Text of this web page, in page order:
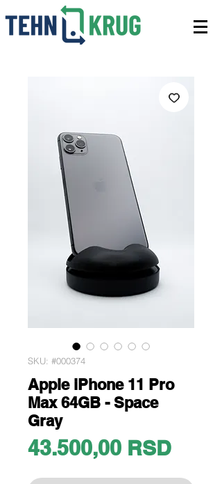
SKU: #000374
Apple iPhone 11 Pro
Max 64GB - Space
Gray
43.500,00 RSDPrice